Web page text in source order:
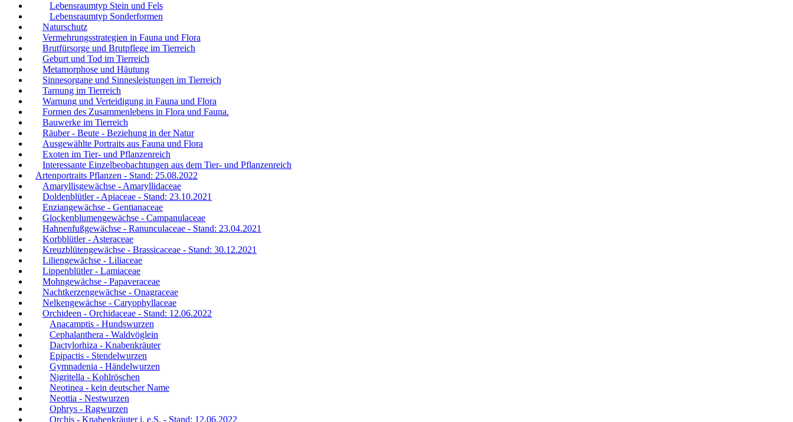
Lebensraumtyp Stein und Fels
Lebensraumtyp Sonderformen
Naturschutz
Vermehrungsstrategien in Fauna und Flora
Brutfürsorge und Brutpflege im Tierreich
Geburt und Tod im Tierreich
Metamorphose und Häutung
Sinnesorgane und Sinnesleistungen im Tierreich
Tarnung im Tierreich
Warnung und Verteidigung in Fauna und Flora
Formen des Zusammenlebens in Flora und Fauna.
Bauwerke im Tierreich
Räuber - Beute - Beziehung in der Natur
Ausgewählte Portraits aus Fauna und Flora
Exoten im Tier- und Pflanzenreich
Interessante Einzelbeobachtungen aus dem Tier- und Pflanzenreich
Artenportraits Pflanzen - Stand: 25.08.2022
Amaryllisgewächse - Amaryllidaceae
Doldenblütler - Apiaceae - Stand: 23.10.2021
Enziangewächse - Gentianaceae
Glockenblumengewächse - Campanulaceae
Hahnenfußgewächse - Ranunculaceae - Stand: 23.04.2021
Korbblütler - Asteraceae
Kreuzblütengewächse - Brassicaceae - Stand: 30.12.2021
Liliengewächse - Liliaceae
Lippenblütler - Lamiaceae
Mohngewächse - Papaveraceae
Nachtkerzengewächse - Onagraceae
Nelkengewächse - Caryophyllaceae
Orchideen - Orchidaceae - Stand: 12.06.2022
Anacamptis - Hundswurzen
Cephalanthera - Waldvöglein
Dactylorhiza - Knabenkräuter
Epipactis - Stendelwurzen
Gymnadenia - Händelwurzen
Nigritella - Kohlröschen
Neotinea - kein deutscher Name
Neottia - Nestwurzen
Ophrys - Ragwurzen
Orchis - Knabenkräuter i. e.S. - Stand: 12.06.2022